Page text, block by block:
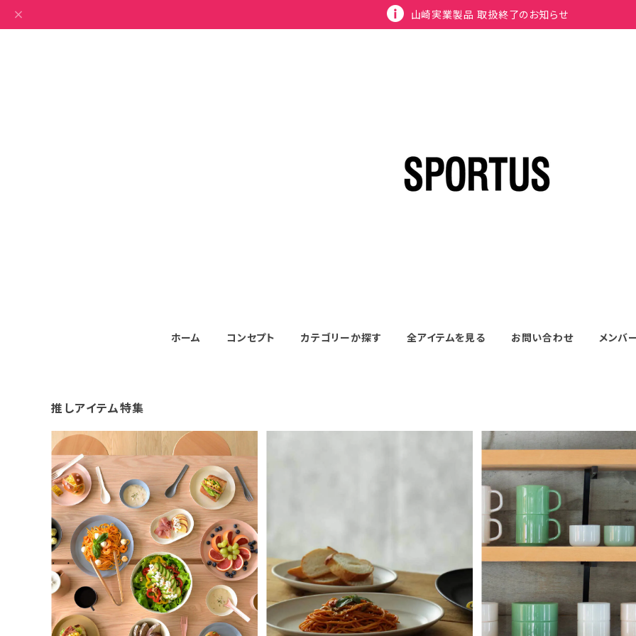
山崎実業製品 取扱終了のお知らせ
ホーム コンセプト カテゴリーか探す 全アイテムを見る お問い合わせ メンバ
推しアイテム特集